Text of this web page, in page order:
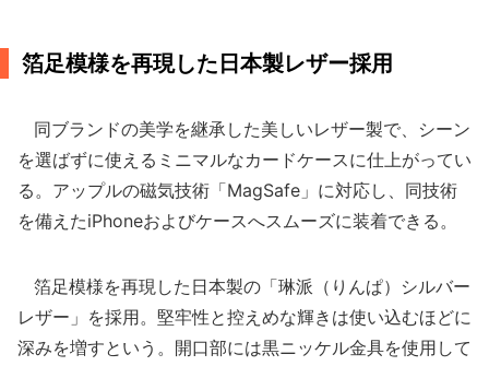
箔足模様を再現した日本製レザー採用
同ブランドの美学を継承した美しいレザー製で、シーン
を選ばずに使えるミニマルなカードケースに仕上がってい
る。アップルの磁気技術「MagSafe」に対応し、同技術
を備えたiPhoneおよびケースへスムーズに装着できる。
箔足模様を再現した日本製の「琳派（りんぱ）シルバー
レザー」を採用。堅牢性と控えめな輝きは使い込むほどに
深みを増すという。開口部には黒ニッケル金具を使用して